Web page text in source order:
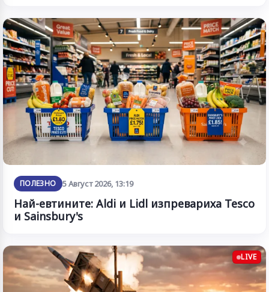
ПОЛЕЗНО 5 Август 2026, 13:19
Най-евтините: Aldi и Lidl изпревариха Tesco
и Sainsbury's
LIVE